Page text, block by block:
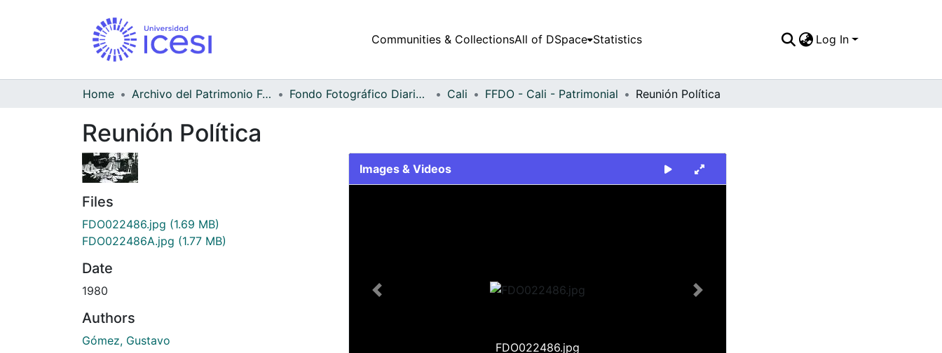
Communities & CollectionsAll of DSpace Statistics Log In
Home Archivo del Patrimonio Fotográfico y Fílmico del Valle del Cauca Fondo Fotográfico Diario Occidente Cali FFDO - Cali - Patrimonial Reunión Política
Reunión Política
Files
FDO022486.jpg (1.69 MB)
FDO022486A.jpg (1.77 MB)
Date
1980
Authors
Gómez, Gustavo
Images & Videos
FDO022486.jpg
Previous Next